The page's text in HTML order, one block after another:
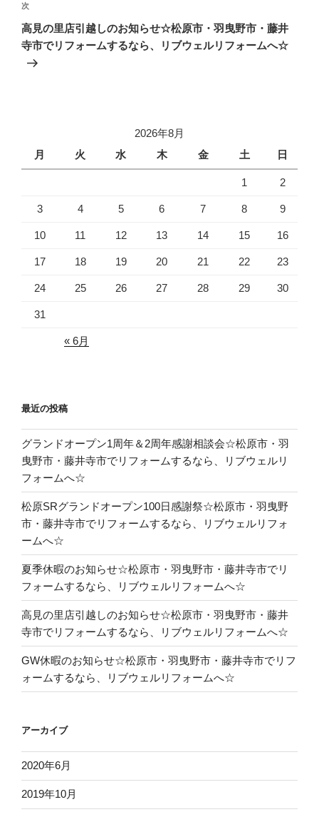
ー
シ
ョ
ン
次
の
投
次
高見の里店引越しのお知らせ☆松原市・羽曳野市・藤井
寺市でリフォームするなら、リブウェルリフォームへ☆
2026年8月
月
火 水 木 金 土 日
1 2
3 4 5 6 7 8 9
10 11 12 13 14 15 16
17 18 19 20 21 22 23
24 25 26 27 28 29 30
31
« 6月
最近の投稿
グランドオープン1周年＆2周年感謝相談会☆松原市・羽
曳野市・藤井寺市でリフォームするなら、リブウェルリ
フォームへ☆
松原SRグランドオープン100日感謝祭☆松原市・羽曳野
市・藤井寺市でリフォームするなら、リブウェルリフォ
ームへ☆
夏季休暇のお知らせ☆松原市・羽曳野市・藤井寺市でリ
フォームするなら、リブウェルリフォームへ☆
高見の里店引越しのお知らせ☆松原市・羽曳野市・藤井
寺市でリフォームするなら、リブウェルリフォームへ☆
GW休暇のお知らせ☆松原市・羽曳野市・藤井寺市でリフ
ォームするなら、リブウェルリフォームへ☆
アーカイブ
2020年6月
2019年10月